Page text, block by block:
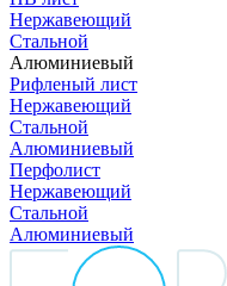
Нержавеющий
Стальной
Алюминиевый
Рифленый лист
Нержавеющий
Стальной
Алюминиевый
Перфолист
Нержавеющий
Стальной
Алюминиевый